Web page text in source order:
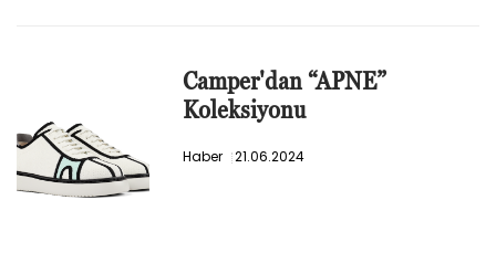
Camper'dan “APNE”
Koleksiyonu
Haber 21.06.2024